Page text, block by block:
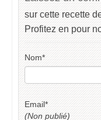
sur cette recette
Profitez en pour
Nom*
Email*
(Non publié)